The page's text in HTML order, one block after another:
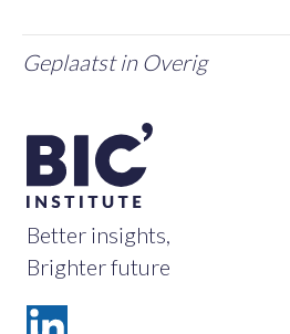
Geplaatst in Overig
Better insights,
Brighter future